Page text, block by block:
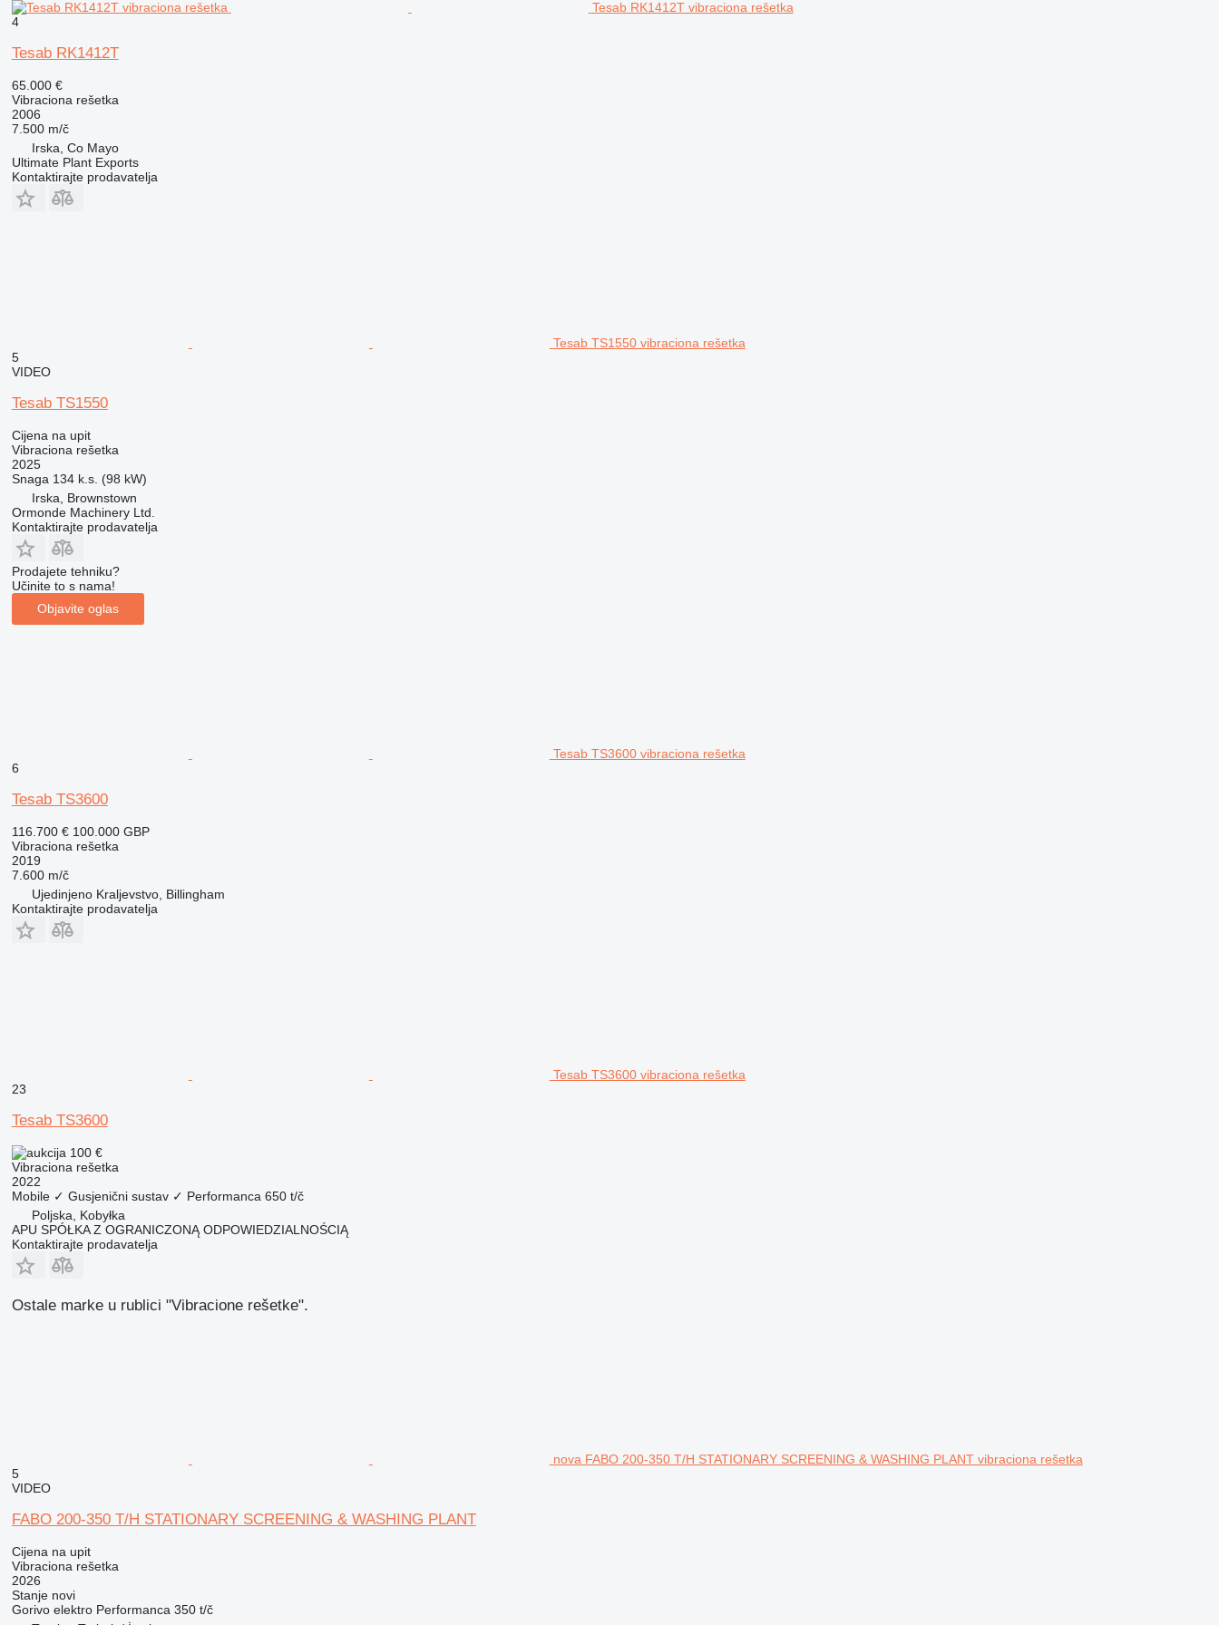
Tesab RK1412T vibraciona rešetka
4
Tesab RK1412T
65.000 €
Vibraciona rešetka
2006
7.500 m/č
Irska, Co Mayo
Ultimate Plant Exports
Kontaktirajte prodavatelja
Tesab TS1550 vibraciona rešetka
5
VIDEO
Tesab TS1550
Cijena na upit
Vibraciona rešetka
2025
Snaga 134 k.s. (98 kW)
Irska, Brownstown
Ormonde Machinery Ltd.
Kontaktirajte prodavatelja
Prodajete tehniku?
Učinite to s nama!
Objavite oglas
Tesab TS3600 vibraciona rešetka
6
Tesab TS3600
116.700 € 100.000 GBP
Vibraciona rešetka
2019
7.600 m/č
Ujedinjeno Kraljevstvo, Billingham
Kontaktirajte prodavatelja
Tesab TS3600 vibraciona rešetka
23
Tesab TS3600
100 €
Vibraciona rešetka
2022
Mobile ✓ Gusjenični sustav ✓ Performanca 650 t/č
Poljska, Kobyłka
APU SPÓŁKA Z OGRANICZONĄ ODPOWIEDZIALNOŚCIĄ
Kontaktirajte prodavatelja
Ostale marke u rublici "Vibracione rešetke".
nova FABO 200-350 T/H STATIONARY SCREENING & WASHING PLANT vibraciona rešetka
5
VIDEO
FABO 200-350 T/H STATIONARY SCREENING & WASHING PLANT
Cijena na upit
Vibraciona rešetka
2026
Stanjenovi
Gorivo elektro Performanca 350 t/č